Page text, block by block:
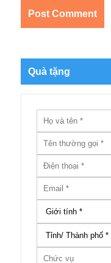
Quà tặng